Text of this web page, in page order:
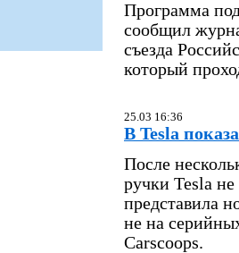
Программа
сообщил
съезда
который
25.03 16:36
В Tesla
После
ручки Tesla
представила
не на
Carscoops.